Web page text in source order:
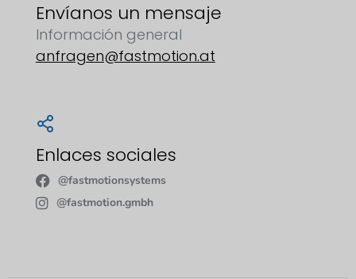
Envíanos un mensaje
Información general
anfragen@fastmotion.at
Enlaces sociales
@fastmotionsystems
@fastmotion.gmbh